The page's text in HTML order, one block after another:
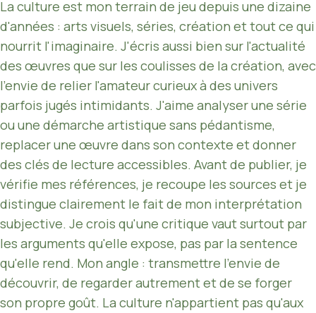
La culture est mon terrain de jeu depuis une dizaine
d'années : arts visuels, séries, création et tout ce qui
nourrit l'imaginaire. J'écris aussi bien sur l'actualité
des œuvres que sur les coulisses de la création, avec
l'envie de relier l'amateur curieux à des univers
parfois jugés intimidants. J'aime analyser une série
ou une démarche artistique sans pédantisme,
replacer une œuvre dans son contexte et donner
des clés de lecture accessibles. Avant de publier, je
vérifie mes références, je recoupe les sources et je
distingue clairement le fait de mon interprétation
subjective. Je crois qu'une critique vaut surtout par
les arguments qu'elle expose, pas par la sentence
qu'elle rend. Mon angle : transmettre l'envie de
découvrir, de regarder autrement et de se forger
son propre goût. La culture n'appartient pas qu'aux